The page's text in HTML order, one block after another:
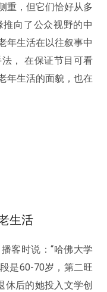
重，但它们恰好从多
向了公众视野的中
年生活在以往叙事中
， 在保证节目可看
年生活的面貌，也在
生活
客时说：“哈佛大学
是60-70岁，第二旺
休后的她投入文学创